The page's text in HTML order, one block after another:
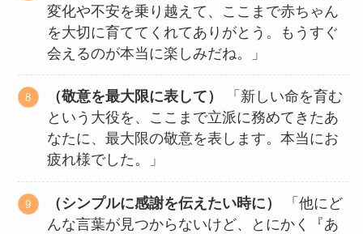
変化や不安を乗り越えて、ここまで赤ちゃん
を大切に育ててくれてありがとう。もうすぐ
会えるのが本当に楽しみだね。」
（敬意を最大限に表して）
「新しい命を育む
という大役を、ここまで立派に務めてきたあ
なたに、最大限の敬意を表します。本当にお
疲れ様でした。」
（シンプルに感謝を伝えたい時に）
「他にど
んな言葉が見つからないけど、とにかく『あ